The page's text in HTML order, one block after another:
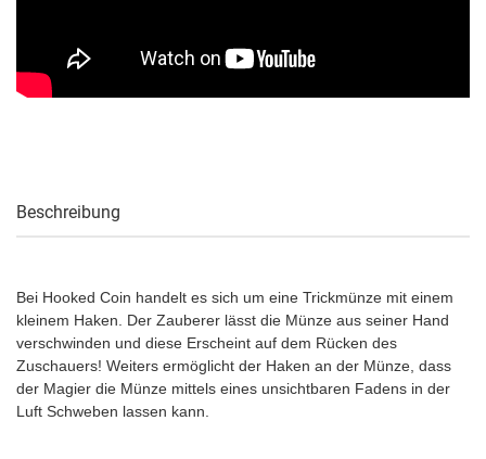
Beschreibung
Bei Hooked Coin handelt es sich um eine Trickmünze mit einem
kleinem Haken. Der Zauberer lässt die Münze aus seiner Hand
verschwinden und diese Erscheint auf dem Rücken des
Zuschauers! Weiters ermöglicht der Haken an der Münze, dass
der Magier die Münze mittels eines unsichtbaren Fadens in der
Luft Schweben lassen kann.